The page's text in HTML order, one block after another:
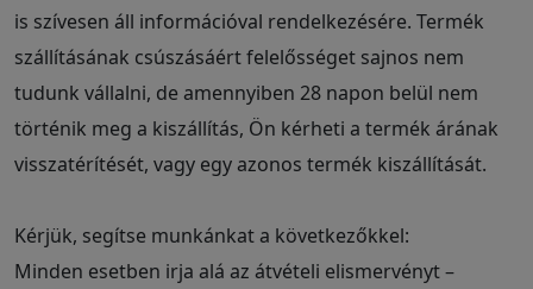
is szívesen áll információval rendelkezésére. Termék
szállításának csúszásáért felelősséget sajnos nem
tudunk vállalni, de amennyiben 28 napon belül nem
történik meg a kiszállítás, Ön kérheti a termék árának
visszatérítését, vagy egy azonos termék kiszállítását.
Kérjük, segítse munkánkat a következőkkel:
Minden esetben irja alá az átvételi elismervényt –